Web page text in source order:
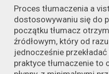
Proces tłumaczenia a
dostosowywaniu się do
początku tłumacz
źródłowym, który od
jednocześnie
praktyce tłumaczenie to